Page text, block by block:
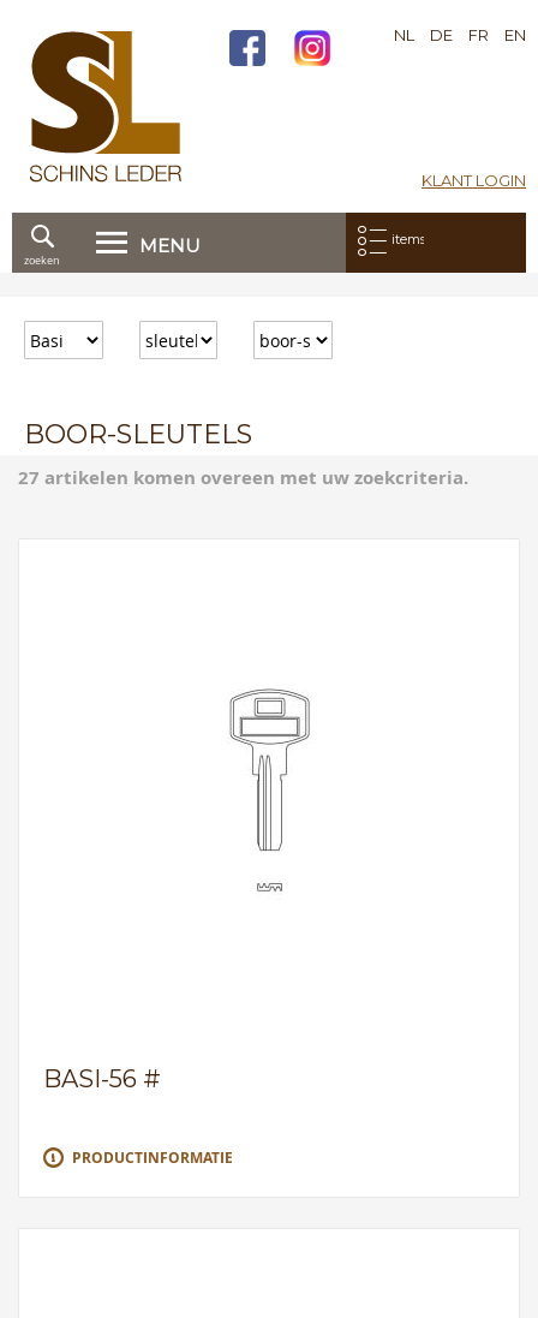
KLANT LOGIN
NL DE FR EN
MENU Mijn bestelling:
items
door
naar
zoeken
BOOR-SLEUTELS
27 artikelen komen overeen met uw zoekcriteria.
BASI-56 #
PRODUCTINFORMATIE